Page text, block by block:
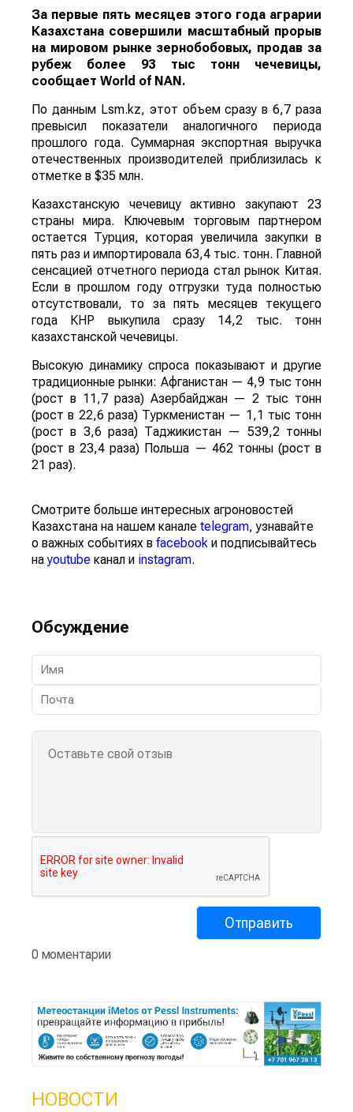
За первые пять месяцев этого года аграрии
Казахстана совершили масштабный прорыв
на мировом рынке зернобобовых, продав за
рубеж более 93 тыс тонн чечевицы,
сообщает World of NAN .
По данным Lsm.kz, этот объем сразу в 6,7 раза
превысил показатели аналогичного периода
прошлого года. Суммарная экспортная выручка
отечественных производителей приблизилась к
отметке в $35 млн.
Казахстанскую чечевицу активно закупают 23
страны мира. Ключевым торговым партнером
остается Турция, которая увеличила закупки в
пять раз и импортировала 63,4 тыс. тонн. Главной
сенсацией отчетного периода стал рынок Китая.
Если в прошлом году отгрузки туда полностью
отсутствовали, то за пять месяцев текущего
года КНР выкупила сразу 14,2 тыс. тонн
казахстанской чечевицы.
Высокую динамику спроса показывают и другие
традиционные рынки: Афганистан — 4,9 тыс тонн
(рост в 11,7 раза) Азербайджан — 2 тыс тонн
(рост в 22,6 раза) Туркменистан — 1,1 тыс тонн
(рост в 3,6 раза) Таджикистан — 539,2 тонны
(рост в 23,4 раза) Польша — 462 тонны (рост в
21 раз).
Смотрите больше интересных агроновостей
Казахстана на нашем канале telegram, узнавайте
о важных событиях в facebook и подписывайтесь
наyoutube канал и instagram.
Обсуждение
0 моментарии
НОВОСТИ